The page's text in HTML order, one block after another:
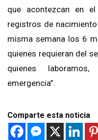
que acontezcan en
registros de
misma semana los 6
quienes requieran del
quienes
emergencia”.
Comparte esta noticia